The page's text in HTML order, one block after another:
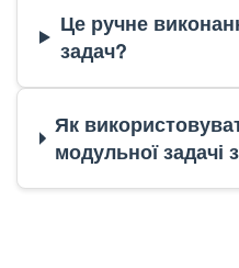
Це ручне
задач?
Як
модульної задачі